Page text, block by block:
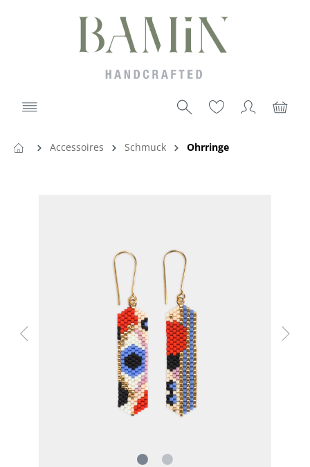
Accessoires Schmuck Ohrringe